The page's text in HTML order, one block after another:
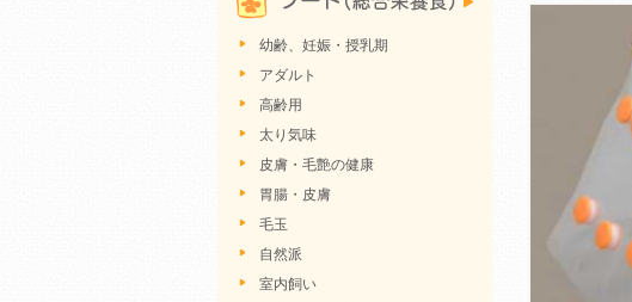
幼齢、妊娠・授乳期
アダルト
高齢用
太り気味
皮膚・毛艶の健康
胃腸・皮膚
毛玉
自然派
室内飼い